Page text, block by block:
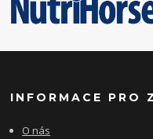
INFORMACE PRO
O nás